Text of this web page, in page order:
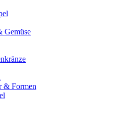
Gemüse
& Formen